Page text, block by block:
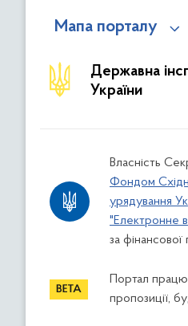
Мапа порталу
Державна
України
Власність
Фондом
урядування
"Електронне
за фінансової
Портал
пропозиції,